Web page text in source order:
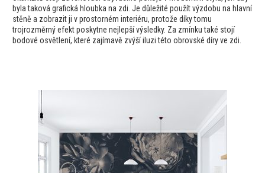
byla taková grafická hloubka na zdi. Je důležité použít výzdobu na hlavní
stěně a zobrazit ji v prostorném interiéru, protože díky tomu
trojrozměrný efekt poskytne nejlepší výsledky. Za zmínku také stojí
bodové osvětlení, které zajímavě zvýší iluzi této obrovské díry ve zdi.